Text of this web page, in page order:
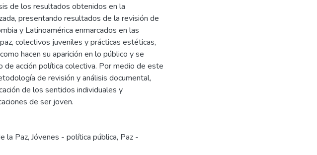
de los resultados obtenidos en la
presentando resultados de la revisión de
y Latinoamérica enmarcados en las
colectivos juveniles y prácticas estéticas,
hacen su aparición en lo público y se
de acción política colectiva. Por medio de este
de revisión y análisis documental,
de los sentidos individuales y
de ser joven.
la Paz, Jóvenes - política pública, Paz -